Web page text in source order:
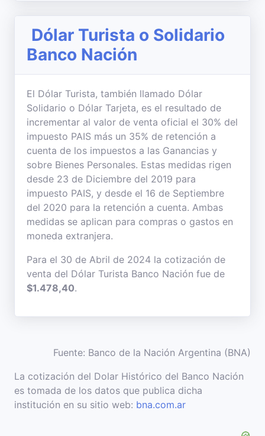
Dólar Turista o Solidario
Banco Nación
El Dólar Turista, también llamado Dólar
Solidario o Dólar Tarjeta, es el resultado de
incrementar al valor de venta oficial el 30% del
impuesto PAIS más un 35% de retención a
cuenta de los impuestos a las Ganancias y
sobre Bienes Personales. Estas medidas rigen
desde 23 de Diciembre del 2019 para
impuesto PAIS, y desde el 16 de Septiembre
del 2020 para la retención a cuenta. Ambas
medidas se aplican para compras o gastos en
moneda extranjera.
Para el 30 de Abril de 2024 la cotización de
venta del Dólar Turista Banco Nación fue de
$1.478,40.
Fuente: Banco de la Nación Argentina (BNA)
La cotización del Dolar Histórico del Banco Nación
es tomada de los datos que publica dicha
institución en su sitio web: bna.com.ar